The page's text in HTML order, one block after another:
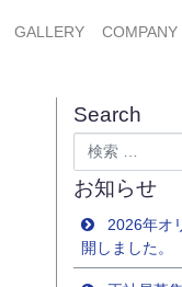
GALLERY COMPANY
Search
検索
お知らせ
2026年オ
開しました。